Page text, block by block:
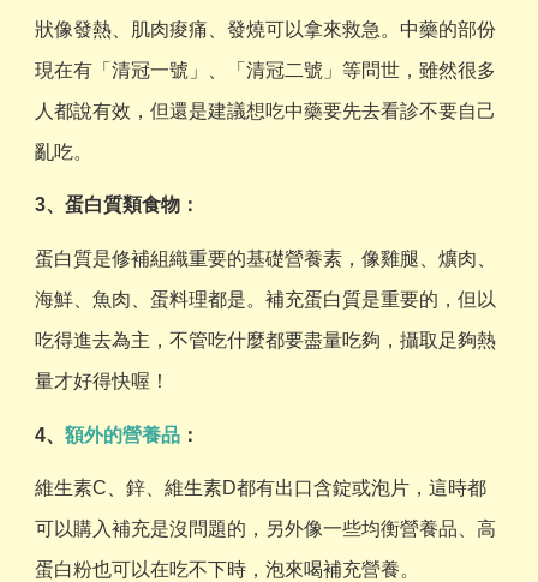
狀像發熱、肌肉痠痛、發燒可以拿來救急。中藥的部份
現在有「清冠一號」、「清冠二號」等問世，雖然很多
人都說有效，但還是建議想吃中藥要先去看診不要自己
亂吃。
3、蛋白質類食物：
蛋白質是修補組織重要的基礎營養素，像雞腿、爌肉、
海鮮、魚肉、蛋料理都是。補充蛋白質是重要的，但以
吃得進去為主，不管吃什麼都要盡量吃夠，攝取足夠熱
量才好得快喔！
4、額外的營養品 ：
維生素C、鋅、維生素D都有出口含錠或泡片，這時都
可以購入補充是沒問題的，另外像一些均衡營養品、高
蛋白粉也可以在吃不下時，泡來喝補充營養。